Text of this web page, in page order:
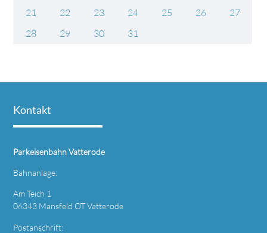
21
22 23 24 25 26
27
28
29 30 31
Kontakt
Parkeisenbahn Vatterode
Bahnanlage:
Am Teich 1
06343 Mansfeld OT Vatterode
Postanschrift: